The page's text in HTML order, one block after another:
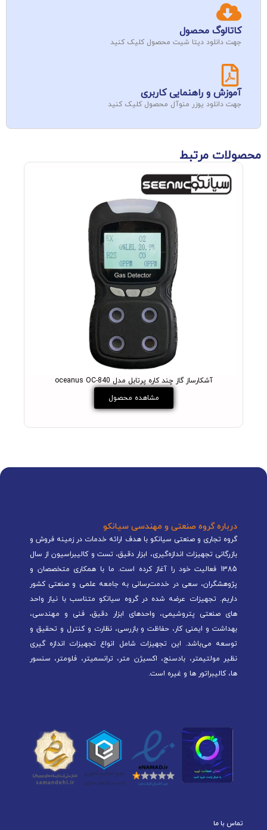
کاتالوگ محصول
جهت دانلود دیتا شیت محصول کلیک کنید
آموزش و راهنمایی کاربری
جهت دانلود یوزر منوآل محصول کلیک کنید
محصولات مرتبط
آشکارساز گاز چند کاره پرتابل مدل oceanus OC-840
مشاهده محصول
درباره گروه صنعتی و مهندسی سیانکو
گروه تجاری و صنعتی سیانکو با هدف ارائه خدمات در زمینه فروش و
بازرگانی تجهیزات اندازه‌گیری، ابزار دقیق، تست و کالیبراسیون از سال
1385 فعالیت خود را آغاز کرده است. ما با همکاری متخصصان و
پژوهشگران، سعی در خدمت‌رسانی به جامعه علمی و صنعتی کشور
داریم. تجهیزات عرضه شده در گروه سیانکو متناسب با نیاز واحد
های صنعتی پتروشیمی، واحدهای ابزار دقیق، فنی و مهندسی،
بهداشت و ایمنی کار، حفاظت و بازرسی، نظارت و کنترل و تحقیق و
توسعه می‌باشد. این تجهیزات شامل انواع تجهیزات اندازه گیری
نظیر مولتیمتر، بادسنج، اکسیژن متر، ترانسمیتر، فلومتر، سنسور
ها، کالیبراتور ها و غیره است.
تماس با ما